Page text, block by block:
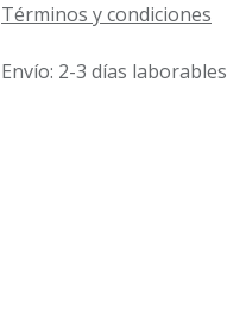
Términos y condiciones
Envío: 2-3 días laborables